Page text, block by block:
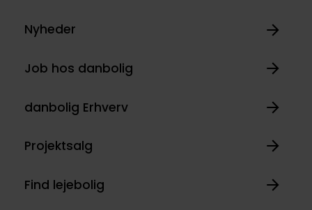
Nyheder
Job hos danbolig
danbolig Erhverv
Projektsalg
Find lejebolig